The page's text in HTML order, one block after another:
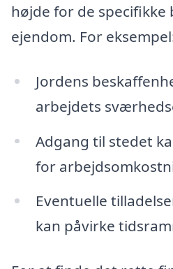
højde for de specifikke
ejendom. For
Jordens
arbejdets
Adgang til stedet
for
Eventuelle
kan påvirke